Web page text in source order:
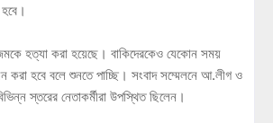
হত্যা করা হয়েছে। বাকিদেরকেও যেকোন সময়
করা হবে বলে শুনতে পাচ্ছি। সংবাদ সম্মেলনে আ.লীগ ও
স্তরের নেতাকর্মীরা উপস্থিত ছিলেন।